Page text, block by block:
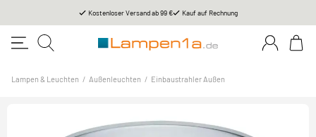
Kostenloser Versand ab 99 € Kauf auf Rechnung
Lampen & Leuchten / Außenleuchten / Einbaustrahler Außen